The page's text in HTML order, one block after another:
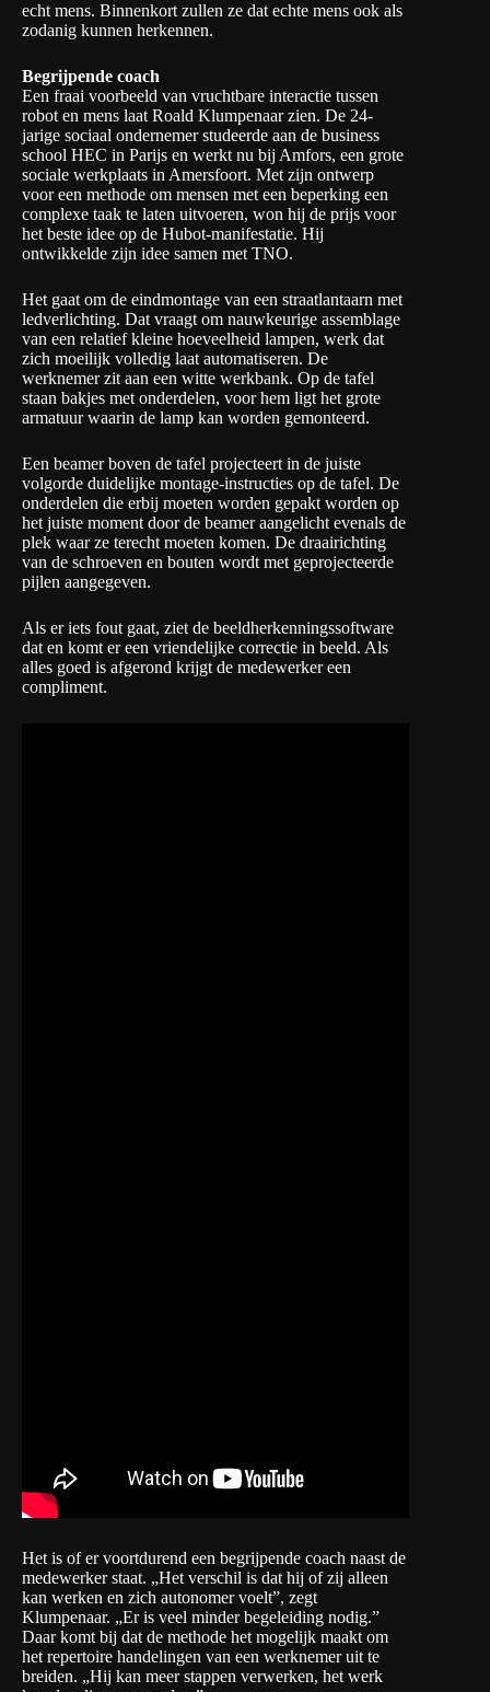
echt mens. Binnenkort zullen ze dat echte mens ook als
zodanig kunnen herkennen.
Begrijpende coach
Een fraai voorbeeld van vruchtbare interactie tussen
robot en mens laat Roald Klumpenaar zien. De 24-
jarige sociaal ondernemer studeerde aan de business
school HEC in Parijs en werkt nu bij Amfors, een grote
sociale werkplaats in Amersfoort. Met zijn ontwerp
voor een methode om mensen met een beperking een
complexe taak te laten uitvoeren, won hij de prijs voor
het beste idee op de Hubot-manifestatie. Hij
ontwikkelde zijn idee samen met TNO.
Het gaat om de eindmontage van een straatlantaarn met
ledverlichting. Dat vraagt om nauwkeurige assemblage
van een relatief kleine hoeveelheid lampen, werk dat
zich moeilijk volledig laat automatiseren. De
werknemer zit aan een witte werkbank. Op de tafel
staan bakjes met onderdelen, voor hem ligt het grote
armatuur waarin de lamp kan worden gemonteerd.
Een beamer boven de tafel projecteert in de juiste
volgorde duidelijke montage-instructies op de tafel. De
onderdelen die erbij moeten worden gepakt worden op
het juiste moment door de beamer aangelicht evenals de
plek waar ze terecht moeten komen. De draairichting
van de schroeven en bouten wordt met geprojecteerde
pijlen aangegeven.
Als er iets fout gaat, ziet de beeldherkenningssoftware
dat en komt er een vriendelijke correctie in beeld. Als
alles goed is afgerond krijgt de medewerker een
compliment.
Het is of er voortdurend een begrijpende coach naast de
medewerker staat. „Het verschil is dat hij of zij alleen
kan werken en zich autonomer voelt”, zegt
Klumpenaar. „Er is veel minder begeleiding nodig.”
Daar komt bij dat de methode het mogelijk maakt om
het repertoire handelingen van een werknemer uit te
breiden. „Hij kan meer stappen verwerken, het werk